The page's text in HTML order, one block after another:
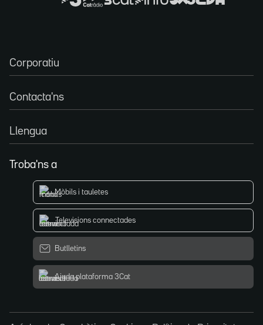
Corporatiu
Contacta'ns
Llengua
Troba'ns a
Mòbils i tauletes
Televisions connectades
Butlletins
Ajuda plataforma 3Cat